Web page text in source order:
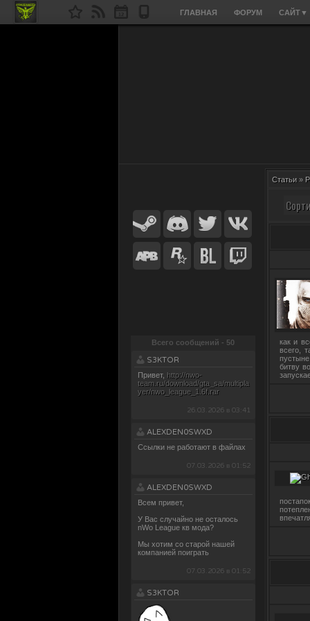
ГЛАВНАЯ ФОРУМ САЙТ▼
Всего сообщений - 50
S3KTOR
Привет, http://nwo-
team.ru/download/gta_sa/multipla
yer/nwo_league_1.6f.rar
26.03.2026 в 03:41
ALEXDEN0SWXD
Ссылки не работают в файлах
07.03.2026 в 01:52
ALEXDEN0SWXD
Всем привет,
У Вас случайно не осталось
nWo Leaguе кв мода?
Мы хотим со старой нашей
компанией поиграть
07.03.2026 в 01:52
S3KTOR
Статьи »
как и
всего,
битву